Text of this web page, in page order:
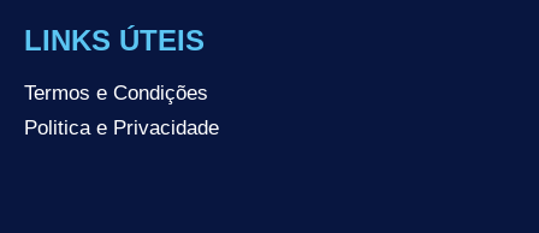
LINKS ÚTEIS
Termos e Condições
Politica e Privacidade